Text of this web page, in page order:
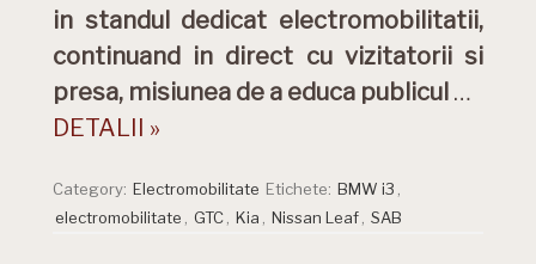
in standul dedicat electromobilitatii,
continuand in direct cu vizitatorii si
presa, misiunea de a educa publicul …
DETALII »
Category: Electromobilitate Etichete: BMW i3
electromobilitate
GTC Kia Nissan Leaf SAB